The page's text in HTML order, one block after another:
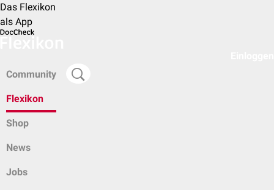
Das Flexikon
als App
Community
Flexikon
Shop
News
Jobs